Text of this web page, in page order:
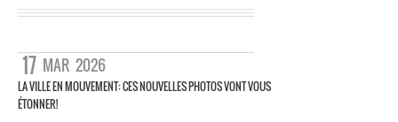
17 MAR 2026
LA VILLE EN MOUVEMENT: CES NOUVELLES PHOTOS VONT VOUS
ÉTONNER!